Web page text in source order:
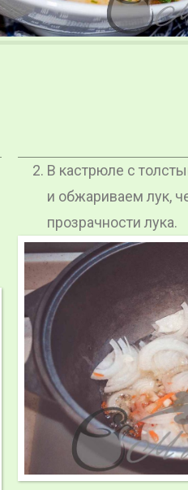
В кастрюле с
и обжариваем лук,
прозрачности лука.